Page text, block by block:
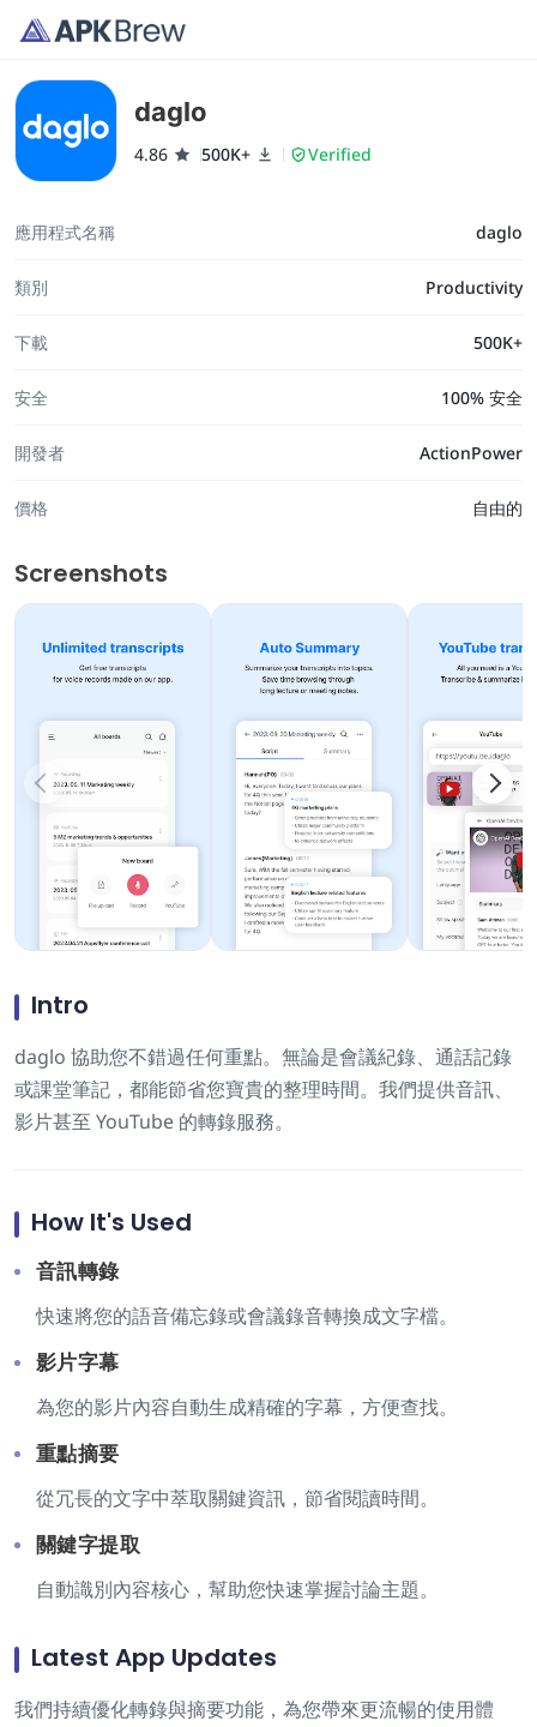
daglo
4.86 500K+ Verified
應用程式名稱 daglo
類別 Productivity
下載 500K+
安全 100% 安全
開發者 ActionPower
價格 自由的
Screenshots
Intro
daglo 協助您不錯過任何重點。無論是會議紀錄、通話記錄
或課堂筆記，都能節省您寶貴的整理時間。我們提供音訊、
影片甚至 YouTube 的轉錄服務。
How It's Used
音訊轉錄
快速將您的語音備忘錄或會議錄音轉換成文字檔。
影片字幕
為您的影片內容自動生成精確的字幕，方便查找。
重點摘要
從冗長的文字中萃取關鍵資訊，節省閱讀時間。
關鍵字提取
自動識別內容核心，幫助您快速掌握討論主題。
Latest App Updates
我們持續優化轉錄與摘要功能，為您帶來更流暢的使用體